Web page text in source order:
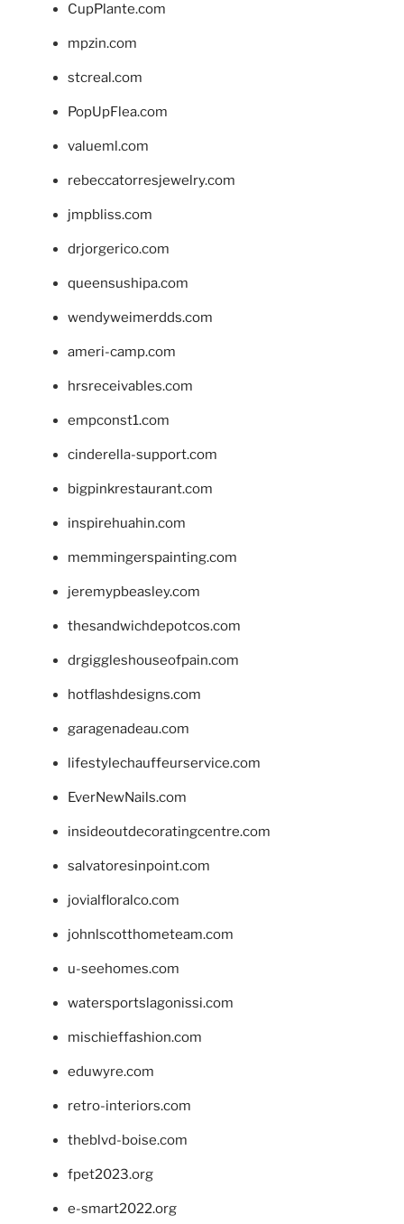
CupPlante.com
mpzin.com
stcreal.com
PopUpFlea.com
valueml.com
rebeccatorresjewelry.com
jmpbliss.com
drjorgerico.com
queensushipa.com
wendyweimerdds.com
ameri-camp.com
hrsreceivables.com
empconst1.com
cinderella-support.com
bigpinkrestaurant.com
inspirehuahin.com
memmingerspainting.com
jeremypbeasley.com
thesandwichdepotcos.com
drgiggleshouseofpain.com
hotflashdesigns.com
garagenadeau.com
lifestylechauffeurservice.com
EverNewNails.com
insideoutdecoratingcentre.com
salvatoresinpoint.com
jovialfloralco.com
johnlscotthometeam.com
u-seehomes.com
watersportslagonissi.com
mischieffashion.com
eduwyre.com
retro-interiors.com
theblvd-boise.com
fpet2023.org
e-smart2022.org